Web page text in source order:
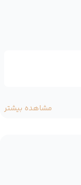
مشاهده بیشتر